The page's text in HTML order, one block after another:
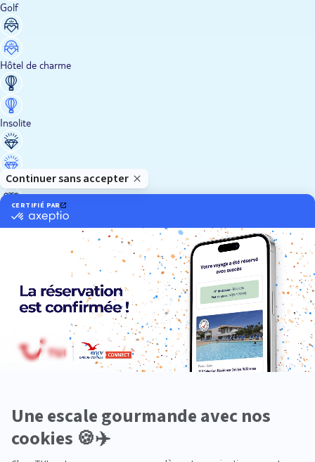
Golf
Hôtel de charme
Insolite
Luxe
Neige
Plongée
Premium